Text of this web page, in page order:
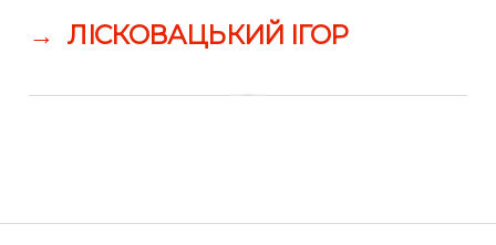
→ ЛІСКОВАЦЬКИЙ ІГОР